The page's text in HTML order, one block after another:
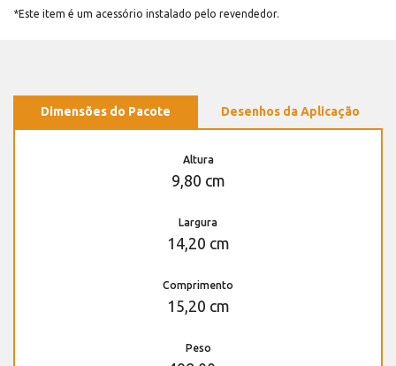
*Este item é um acessório instalado pelo revendedor.
Dimensões do Pacote Desenhos da Aplicação
Altura
9,80 cm
Largura
14,20 cm
Comprimento
15,20 cm
Peso